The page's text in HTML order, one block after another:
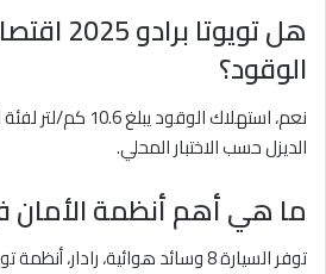
هل
الوقود؟
الديزل حسب الاختبار المحلي.
ما هي أهم أنظمة الأمان في
توفر السيارة 8 وسائد هوائية،